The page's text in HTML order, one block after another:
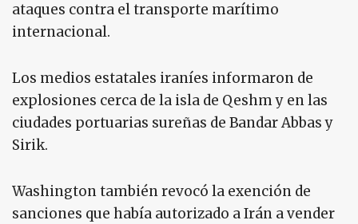
ataques contra el transporte marítimo
internacional.
Los medios estatales iraníes informaron de
explosiones cerca de la isla de Qeshm y en las
ciudades portuarias sureñas de Bandar Abbas y
Sirik.
Washington también revocó la exención de
sanciones que había autorizado a Irán a vender